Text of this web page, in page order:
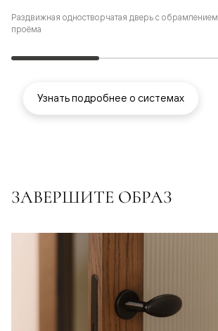
Раздвижная одностворчатая дверь с обрамлением
проёма
Узнать подробнее о системах
ЗАВЕРШИТЕ ОБРАЗ